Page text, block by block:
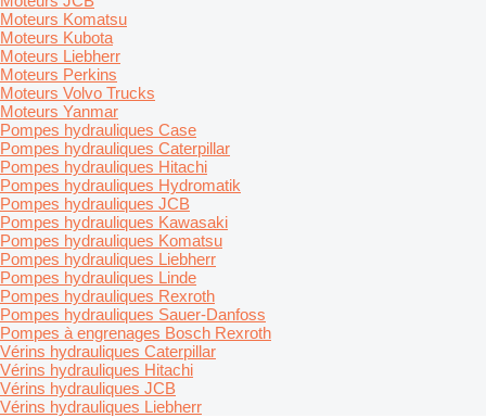
Moteurs Komatsu
Moteurs Kubota
Moteurs Liebherr
Moteurs Perkins
Moteurs Volvo Trucks
Moteurs Yanmar
Pompes hydrauliques Case
Pompes hydrauliques Caterpillar
Pompes hydrauliques Hitachi
Pompes hydrauliques Hydromatik
Pompes hydrauliques JCB
Pompes hydrauliques Kawasaki
Pompes hydrauliques Komatsu
Pompes hydrauliques Liebherr
Pompes hydrauliques Linde
Pompes hydrauliques Rexroth
Pompes hydrauliques Sauer-Danfoss
Pompes à engrenages Bosch Rexroth
Vérins hydrauliques Caterpillar
Vérins hydrauliques Hitachi
Vérins hydrauliques JCB
Vérins hydrauliques Liebherr